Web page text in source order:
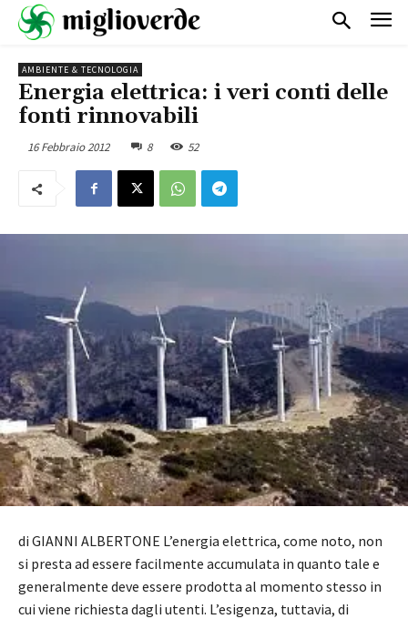
AMBIENTE & TECNOLOGIA
Energia elettrica: i veri conti delle
fonti rinnovabili
16 Febbraio 2012 8 52
di GIANNI ALBERTONE L’energia elettrica, come noto, non
si presta ad essere facilmente accumulata in quanto tale e
generalmente deve essere prodotta al momento stesso in
cui viene richiesta dagli utenti. L’esigenza, tuttavia, di